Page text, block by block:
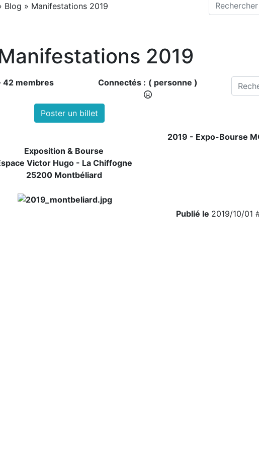
Blog » Manifestations 2019
2019
42 membres Connectés : ( personne )
Poster un billet
2019 - Expo-Bourse
Exposition & Bourse
Victor Hugo - La Chiffogne
25200 Montbéliard
Publié le 2019/10/01